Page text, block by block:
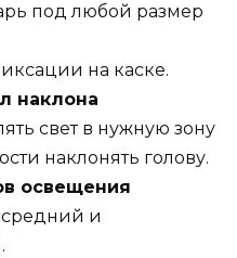
под любой размер
на каске.
наклона
свет в нужную зону
наклонять голову.
освещения
и